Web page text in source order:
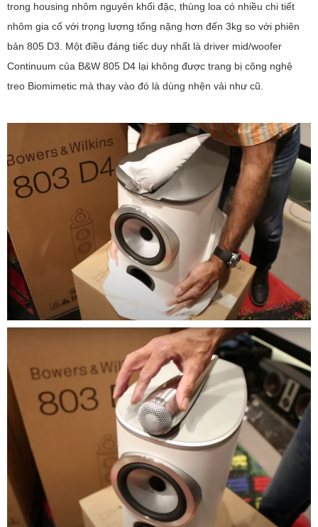
trong housing nhôm nguyên khối đặc, thùng loa có nhiều chi tiết
nhôm gia cố với trọng lượng tổng nặng hơn đến 3kg so với phiên
bản 805 D3. Một điều đáng tiếc duy nhất là driver mid/woofer
Continuum của B&W 805 D4 lại không được trang bị công nghệ
treo Biomimetic mà thay vào đó là dùng nhện vải như cũ.